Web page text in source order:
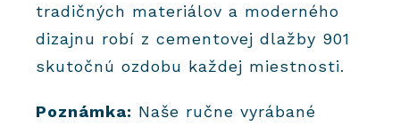
tradičných materiálov a moderného
dizajnu robí z cementovej dlažby 901
skutočnú ozdobu každej miestnosti.
Poznámka: Naše ručne vyrábané